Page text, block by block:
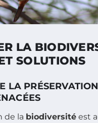
LA
SOLUTIONS
LA
de la biodiversité est